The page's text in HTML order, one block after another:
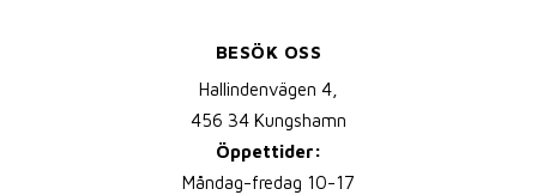
BESÖK OSS
Hallindenvägen 4,
456 34 Kungshamn
Öppettider:
Måndag-fredag 10-17